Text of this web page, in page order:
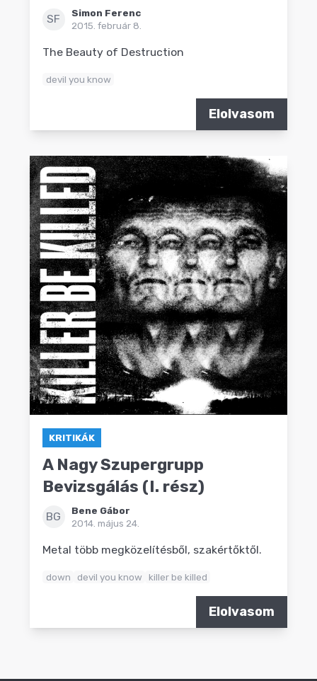
SF
Simon Ferenc
2015. február 8.
The Beauty of Destruction
devil you know
Elolvasom
KRITIKÁK
A Nagy Szupergrupp
Bevizsgálás (I. rész)
BG
Bene Gábor
2014. május 24.
Metal több megközelítésből, szakértőktől.
down devil you know killer be killed
Elolvasom